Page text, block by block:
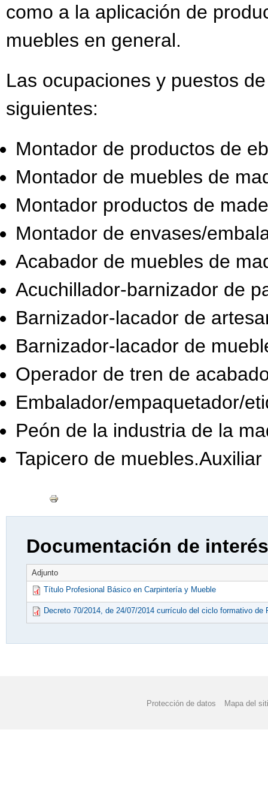
como a la aplicación de
muebles en general.
Las ocupaciones y puestos
siguientes:
Montador de productos de
Montador de muebles de
Montador productos de
Montador de envases/
Acabador de muebles de
Acuchillador-barnizador de
Barnizador-lacador de
Barnizador-lacador de
Operador de tren de
Embalador/empaquetador/
Peón de la industria de la
Tapicero de
Documentación de
Adjunto
Título Profesional Básico en Carpintería y Mueble
Decreto 70/2014, de 24/07/2014 currículo del ciclo formativo de
Protección de datos Mapa del